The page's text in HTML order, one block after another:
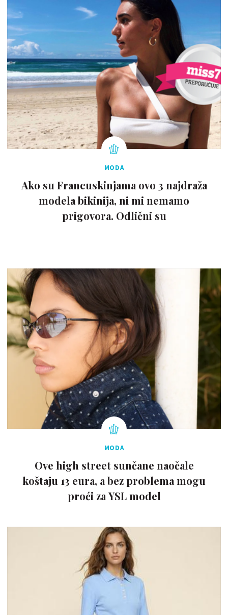
MODA
Ako su Francuskinjama ovo 3 najdraža
modela bikinija, ni mi nemamo
prigovora. Odlični su
MODA
Ove high street sunčane naočale
koštaju 13 eura, a bez problema mogu
proći za YSL model